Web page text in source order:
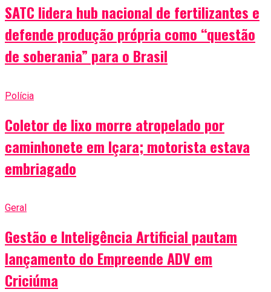
SATC lidera hub nacional de fertilizantes e
defende produção própria como “questão
de soberania” para o Brasil
Polícia
Coletor de lixo morre atropelado por
caminhonete em Içara; motorista estava
embriagado
Geral
Gestão e Inteligência Artificial pautam
lançamento do Empreende ADV em
Criciúma